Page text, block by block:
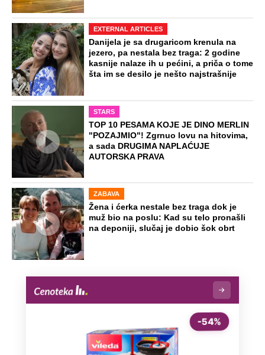
EXTERNAL ARTICLES
Danijela je sa drugaricom krenula na
jezero, pa nestala bez traga: 2 godine
kasnije nalaze ih u pećini, a priča o tome
šta im se desilo je nešto najstrašnije
STARS
TOP 10 PESAMA KOJE JE DINO MERLIN
"POZAJMIO"! Zgrnuo lovu na hitovima,
a sada DRUGIMA NAPLAĆUJE
AUTORSKA PRAVA
ZABAVA
Žena i ćerka nestale bez traga dok je
muž bio na poslu: Kad su telo pronašli
na deponiji, slučaj je dobio šok obrt